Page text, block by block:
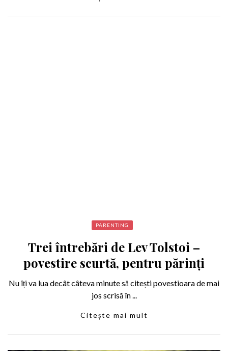
PARENTING
Trei întrebări de Lev Tolstoi –
povestire scurtă, pentru părinți
Nu îți va lua decât câteva minute să citești povestioara de mai
jos scrisă în ...
Citește mai mult